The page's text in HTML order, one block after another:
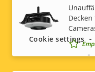
Cookie settings